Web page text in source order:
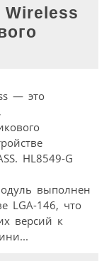
— это
HL8549-G
выполнен
LGA-146, что
версий к